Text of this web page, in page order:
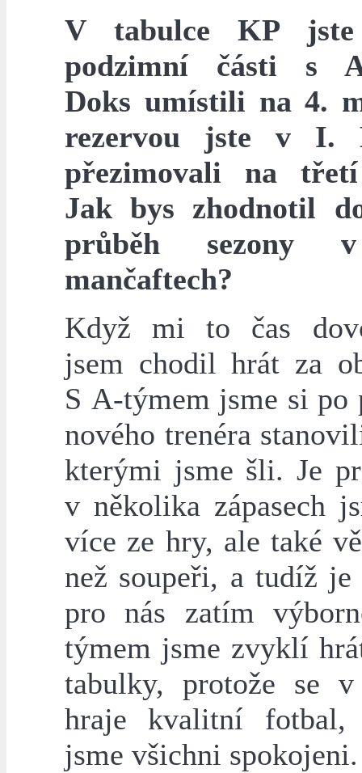
V tabulce KP
podzimní části s
Doks umístili na 4.
rezervou jste v I.
přezimovali na
Jak bys zhodnotil
průběh sezony
mančaftech?
Když mi to čas
jsem chodil hrát za
S A-týmem jsme si po
nového trenéra
kterými jsme šli. Je
v několika zápasech
více ze hry, ale také
než soupeři, a tudíž
pro nás zatím
týmem jsme zvyklí
tabulky, protože se v
hraje kvalitní
jsme všichni spokojeni.